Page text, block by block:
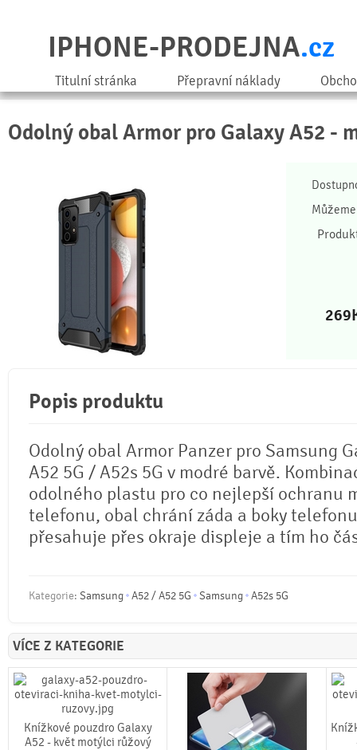
IPHONE-PRODEJNA.cz
Titulní stránka Přepravní náklady
Odolný obal Armor pro Galaxy A52 -
269
Popis produktu
Odolný obal Armor Panzer pro Samsung
A52 5G / A52s 5G v modré barvě.
odolného plastu pro co nejlepší ochranu
telefonu, obal chrání záda a boky
přesahuje přes okraje displeje a tím ho
Kategorie: Samsung A52 / A52 5G Samsung A52s 5G
VÍCE Z KATEGORIE
Knížkové pouzdro Galaxy
A52 - květ motýlci růžový